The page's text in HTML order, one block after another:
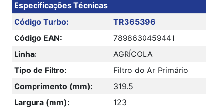
Especificações Técnicas
Código Turbo:
TR365396
Código EAN:
7898630459441
Linha:
AGRÍCOLA
Tipo de Filtro:
Filtro do Ar Primário
Comprimento (mm):
319.5
Largura (mm):
123